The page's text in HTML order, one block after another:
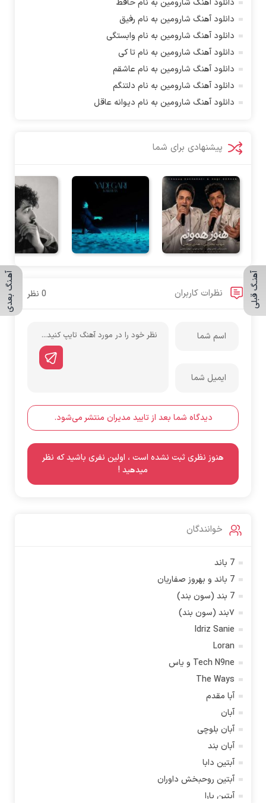
آهـنگ بعدی آهنـگ قبلی
دانلود آهنگ شارومین به نام حافظ
دانلود آهنگ شارومین به نام رفیق
دانلود آهنگ شارومین به نام وابستگی
دانلود آهنگ شارومین به نام تا کی
دانلود آهنگ شارومین به نام عاشقم
دانلود آهنگ شارومین به نام دلتنگم
دانلود آهنگ شارومین به نام دیوانه عاقل
پیشنهادی برای شما
نظرات کاربران 0 نظر
دیدگاه شما بعد از تایید مدیران منتشر می‌شود.
هنوز نظری ثبت نشده است ، اولین نفری باشید که نظر
میدهید !
خوانندگان
7 باند
7 باند و بهروز صفاریان
7 بند (سون بند)
۷بند (سون بند)
Idriz Sanie
Loran
Tech N9ne و یاس
The Ways
آبا مقدم
آبان
آبان بلوچی
آبان بند
آبتین دابا
آبتین روحبخش داوران
آبتین یارا